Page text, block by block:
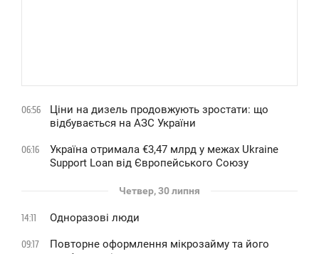
06:56
Ціни на дизель продовжують зростати: що
відбувається на АЗС України
06:16
Україна отримала €3,47 млрд у межах Ukraine
Support Loan від Європейського Союзу
Четвер, 30 липня
14:11 Одноразові люди
09:17
Повторне оформлення мікрозайму та його